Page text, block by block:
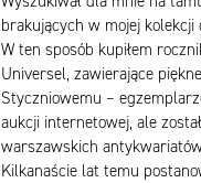
brakujących w mojej
W ten sposób kupiłem
Universel, zawierające
Styczniowemu –
aukcji internetowej, ale
warszawskich
Kilkanaście lat temu